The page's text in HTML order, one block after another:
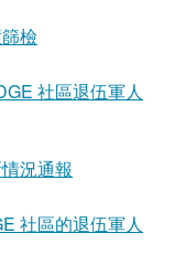
檢
社區退伍軍人
況通報
社區的退伍軍人